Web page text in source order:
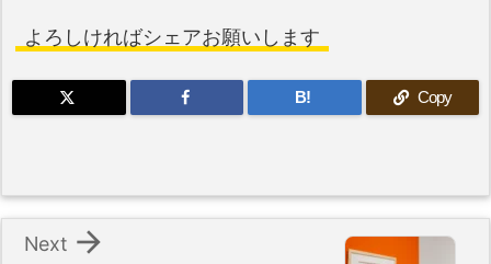
よろしければシェアお願いします
B! Copy

Next